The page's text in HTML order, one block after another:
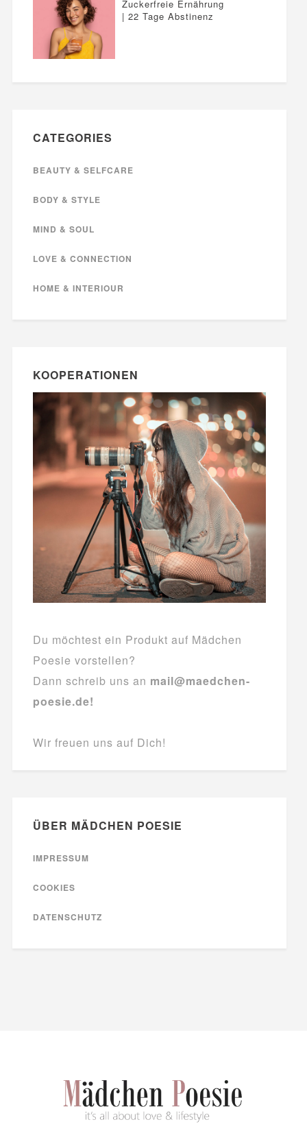
Zuckerfreie Ernährung
| 22 Tage Abstinenz
CATEGORIES
BEAUTY & SELFCARE
BODY & STYLE
MIND & SOUL
LOVE & CONNECTION
HOME & INTERIOUR
KOOPERATIONEN
Du möchtest ein Produkt auf Mädchen
Poesie vorstellen?
Dann schreib uns an mail@maedchen-
poesie.de!
Wir freuen uns auf Dich!
ÜBER MÄDCHEN POESIE
IMPRESSUM
COOKIES
DATENSCHUTZ